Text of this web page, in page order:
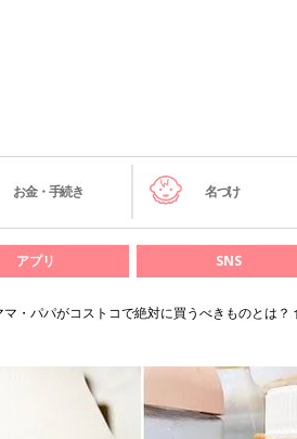
お金・手続き 名づけ
アプリ SNS
マ・パパがコストコで絶対に買うべきものとは